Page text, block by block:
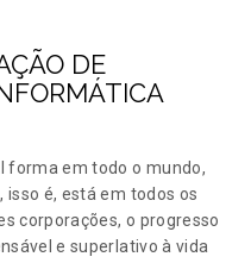
DE
forma em todo o mundo,
é, está em todos os
corporações, o progresso
e superlativo à vida